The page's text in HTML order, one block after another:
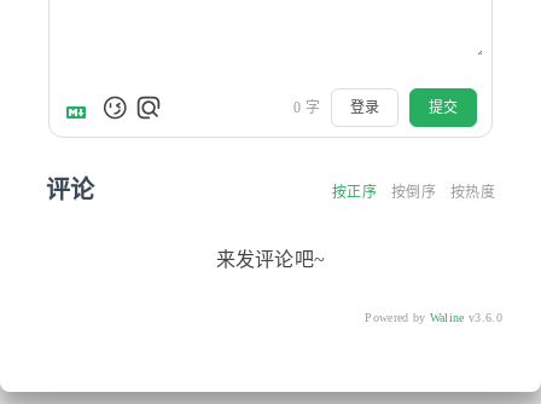
0 字 登录 提交
评论 按正序 按倒序 按热度
来发评论吧~
Powered by Waline v3.6.0